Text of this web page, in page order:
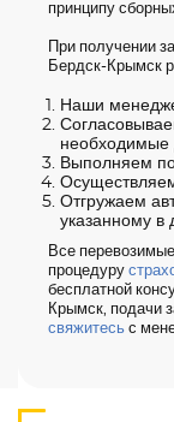
принципу
При получении
Бердск-Крымск
Наши
необходимые
Выполняем
Отгружаем
указанному в
Все
процедуру
бесплатной
Крымск, подачи
свяжитесь с